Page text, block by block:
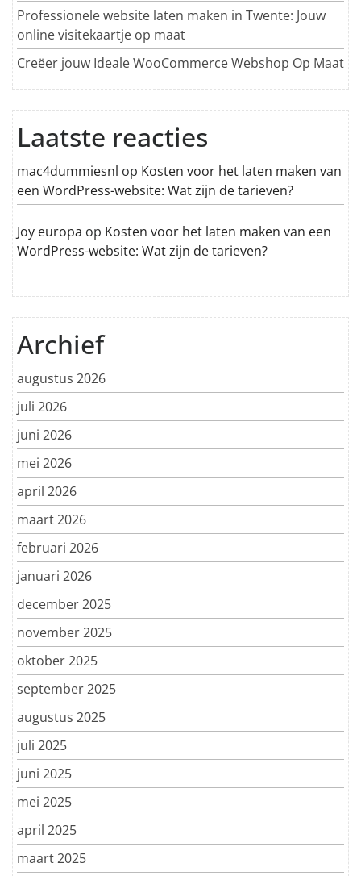
Professionele website laten maken in Twente: Jouw
online visitekaartje op maat
Creëer jouw Ideale WooCommerce Webshop Op Maat
Laatste reacties
mac4dummiesnl op Kosten voor het laten maken van
een WordPress-website: Wat zijn de tarieven?
Joy europa op Kosten voor het laten maken van een
WordPress-website: Wat zijn de tarieven?
Archief
augustus 2026
juli 2026
juni 2026
mei 2026
april 2026
maart 2026
februari 2026
januari 2026
december 2025
november 2025
oktober 2025
september 2025
augustus 2025
juli 2025
juni 2025
mei 2025
april 2025
maart 2025